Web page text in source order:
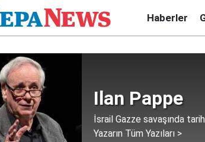
Haberler
Ilan Pappe
İsrail Gazze savaşında
Yazarın Tüm Yazıları >